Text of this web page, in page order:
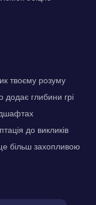
твоєму розуму
глибини грі
до викликів
більш захопливою